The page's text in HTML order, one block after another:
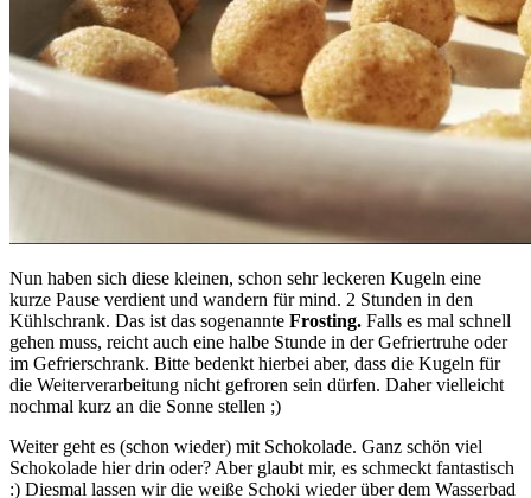
Nun haben sich diese kleinen, schon sehr leckeren Kugeln eine
kurze Pause verdient und wandern für mind. 2 Stunden in den
Kühlschrank. Das ist das sogenannte Frosting. Falls es mal schnell
gehen muss, reicht auch eine halbe Stunde in der Gefriertruhe oder
im Gefrierschrank. Bitte bedenkt hierbei aber, dass die Kugeln für
die Weiterverarbeitung nicht gefroren sein dürfen. Daher vielleicht
nochmal kurz an die Sonne stellen ;)
Weiter geht es (schon wieder) mit Schokolade. Ganz schön viel
Schokolade hier drin oder? Aber glaubt mir, es schmeckt fantastisch
:) Diesmal lassen wir die weiße Schoki wieder über dem Wasserbad